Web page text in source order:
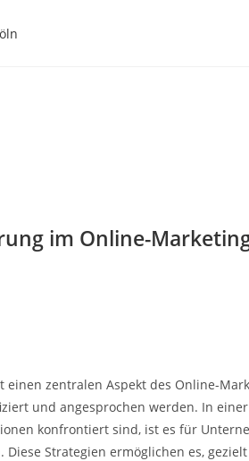
im Online-
einen zentralen Aspekt des Online-
und angesprochen werden. In
konfrontiert sind, ist es für
Diese Strategien ermöglichen es,